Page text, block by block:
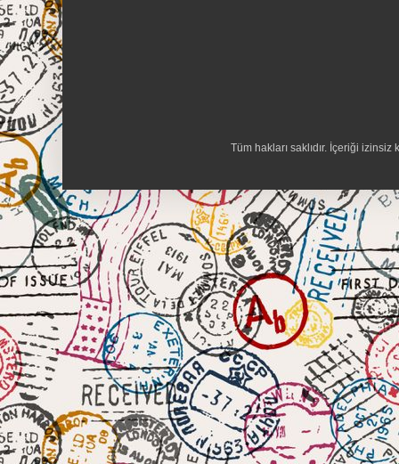
Tüm hakları saklıdır. İçeriği